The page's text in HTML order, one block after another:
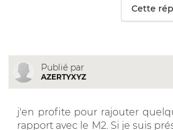
Cette
Publié par
AZERTYXYZ
j'en profite pour rajouter
rapport avec le M2. Si je suis